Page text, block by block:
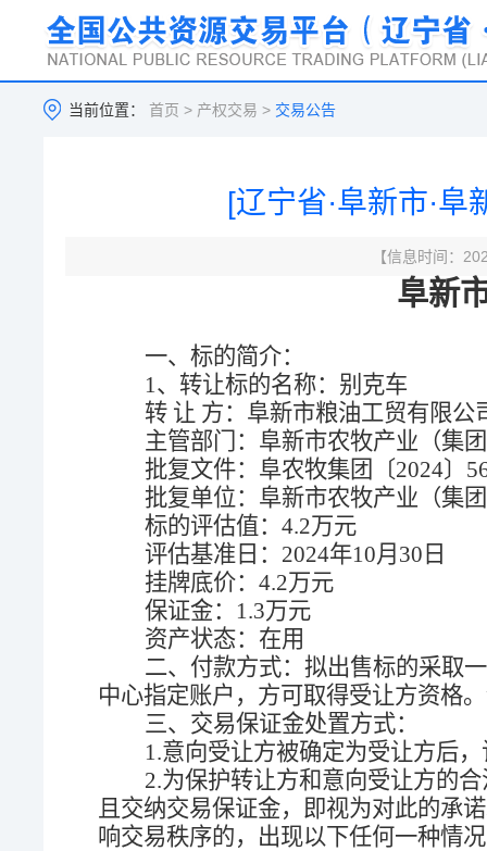
当前位置： 首页 > 产权交易 > 交易公告
[辽宁省·阜新市·
【信息时间：
阜新
一、标的简介：
1、转让标的名称：别克车
转 让 方：阜新市粮油工贸有限公
主管部门：阜新市农牧产业（集
批复文件：阜农牧集团
〔2024〕
批复单位：阜新市农牧产业（集
标的评估值： 4.2万元
评估基准日： 2024年10月 30 日
挂牌底价： 4.2万元
保证金： 1.3万元
资产状态：在用
二、付款方式：拟出售标的采取
中心指定账户，方可取得受让方资格
三、交易保证金处置方式：
1.意向受让方被确定为受让方后
2.为保护转让方和意向受让方的
且交纳交易保证金，即视为对此的承
响交易秩序的，出现以下任何一种情